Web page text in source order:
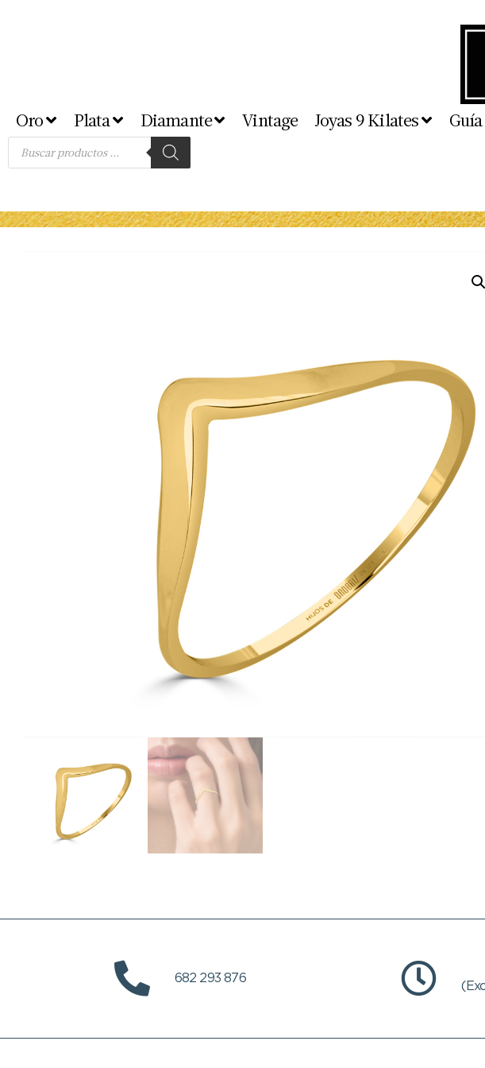
Oro Plata Diamante Vintage Joyas 9 Kilates
682 293 876